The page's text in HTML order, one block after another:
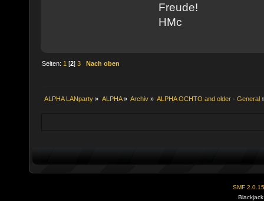
Freude!
HMc
Seiten: 1 [2]3 Nach oben
ALPHA LANparty » ALPHA» Archiv» ALPHA OCHTO and older - General
SMF 2.0.15